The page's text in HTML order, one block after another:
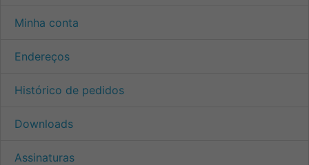
Minha conta
Endereços
Histórico de pedidos
Downloads
Assinaturas